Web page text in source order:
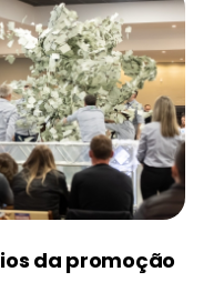
da promoção